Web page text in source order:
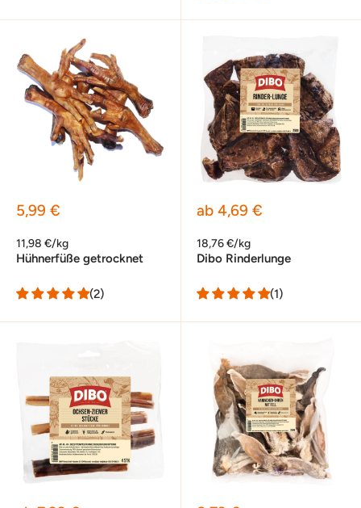
Sonderpreis
5,99 €
11,98 €/kg
Hühnerfüße getrocknet
(2)
Sonderpreis
ab 4,69 €
18,76 €/kg
Dibo Rinderlunge
(1)